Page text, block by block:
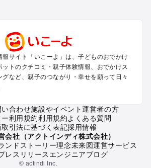
でかけ
でかけ
ト
報サイト「いこーよ」は、子どものおでかけ
ットのクチコミ・親子体験情報、おでかけス
など、親子のつながり・幸せを願って日々
い合わせ施設やイベント運営者の方
利用規約利用規約よくある質問
取引法に基づく表記採用情報
会社（アクトインディ株式会社）
ンドストーリー理念未来図運営サービス
レスリリース エンジニアブログ
© actindi Inc.